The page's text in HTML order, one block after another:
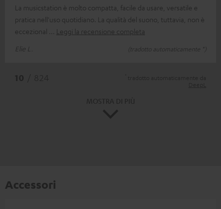
La musicstation è molto compatta, facile da usare, versatile e
pratica nell'uso quotidiano. La qualità del suono, tuttavia, non è
eccezional
Leggi la recensione completa
Elie L.
(tradotto automaticamente *)
Accessori